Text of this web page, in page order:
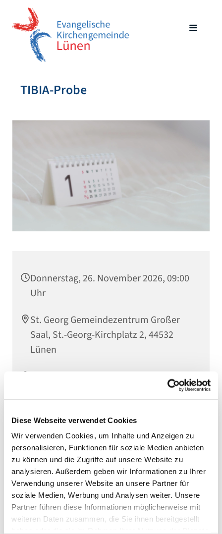
Diese Webseite verwendet Cookies
Wir verwenden Cookies, um Inhalte und Anzeigen zu
personalisieren, Funktionen für soziale Medien anbieten
zu können und die Zugriffe auf unsere Website zu
analysieren. Außerdem geben wir Informationen zu Ihrer
Verwendung unserer Website an unsere Partner für
soziale Medien, Werbung und Analysen weiter. Unsere
Partner führen diese Informationen möglicherweise mit
weiteren Daten zusammen, die Sie ihnen bereitgestellt
TIBIA-Probe
Donnerstag, 26. November 2026, 09:00
Uhr
St. Georg Gemeindezentrum Großer
Saal, St.-Georg-Kirchplatz 2, 44532
Lünen